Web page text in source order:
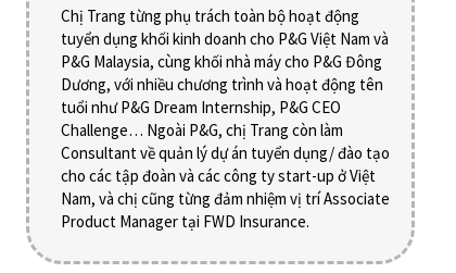
Chị Trang từng phụ trách toàn bộ hoạt động
tuyển dụng khối kinh doanh cho P&G Việt Nam và
P&G Malaysia, cùng khối nhà máy cho P&G Đông
Dương, với nhiều chương trình và hoạt động tên
tuổi như P&G Dream Internship, P&G CEO
Challenge… Ngoài P&G, chị Trang còn làm
Consultant về quản lý dự án tuyển dụng/ đào tạo
cho các tập đoàn và các công ty start-up ở Việt
Nam, và chị cũng từng đảm nhiệm vị trí Associate
Product Manager tại FWD Insurance.